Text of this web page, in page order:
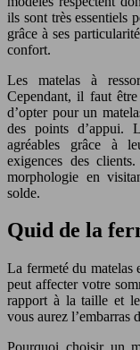
ils sont très essentiels
grâce à ses
confort.
Les matelas à
Cependant, il faut
d’opter pour un
des points d’appui.
agréables grâce à
exigences des
morphologie en
solde.
Quid de la
La fermeté du matelas
peut affecter votre
rapport à la taille et
vous aurez l’embarras